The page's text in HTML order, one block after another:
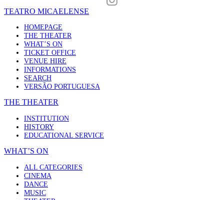
TEATRO MICAELENSE
HOMEPAGE
THE THEATER
WHAT’S ON
TICKET OFFICE
VENUE HIRE
INFORMATIONS
SEARCH
VERSÃO PORTUGUESA
THE THEATER
INSTITUTION
HISTORY
EDUCATIONAL SERVICE
WHAT’S ON
ALL CATEGORIES
CINEMA
DANCE
MUSIC